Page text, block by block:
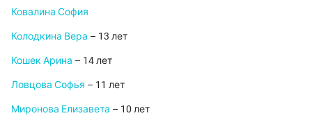
Ковалина София
Колодкина Вера – 13 лет
Кошек Арина – 14 лет
Ловцова Софья – 11 лет
Миронова Елизавета – 10 лет